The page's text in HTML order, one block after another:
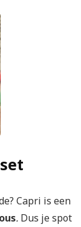
Capri is een
. Dus je spot